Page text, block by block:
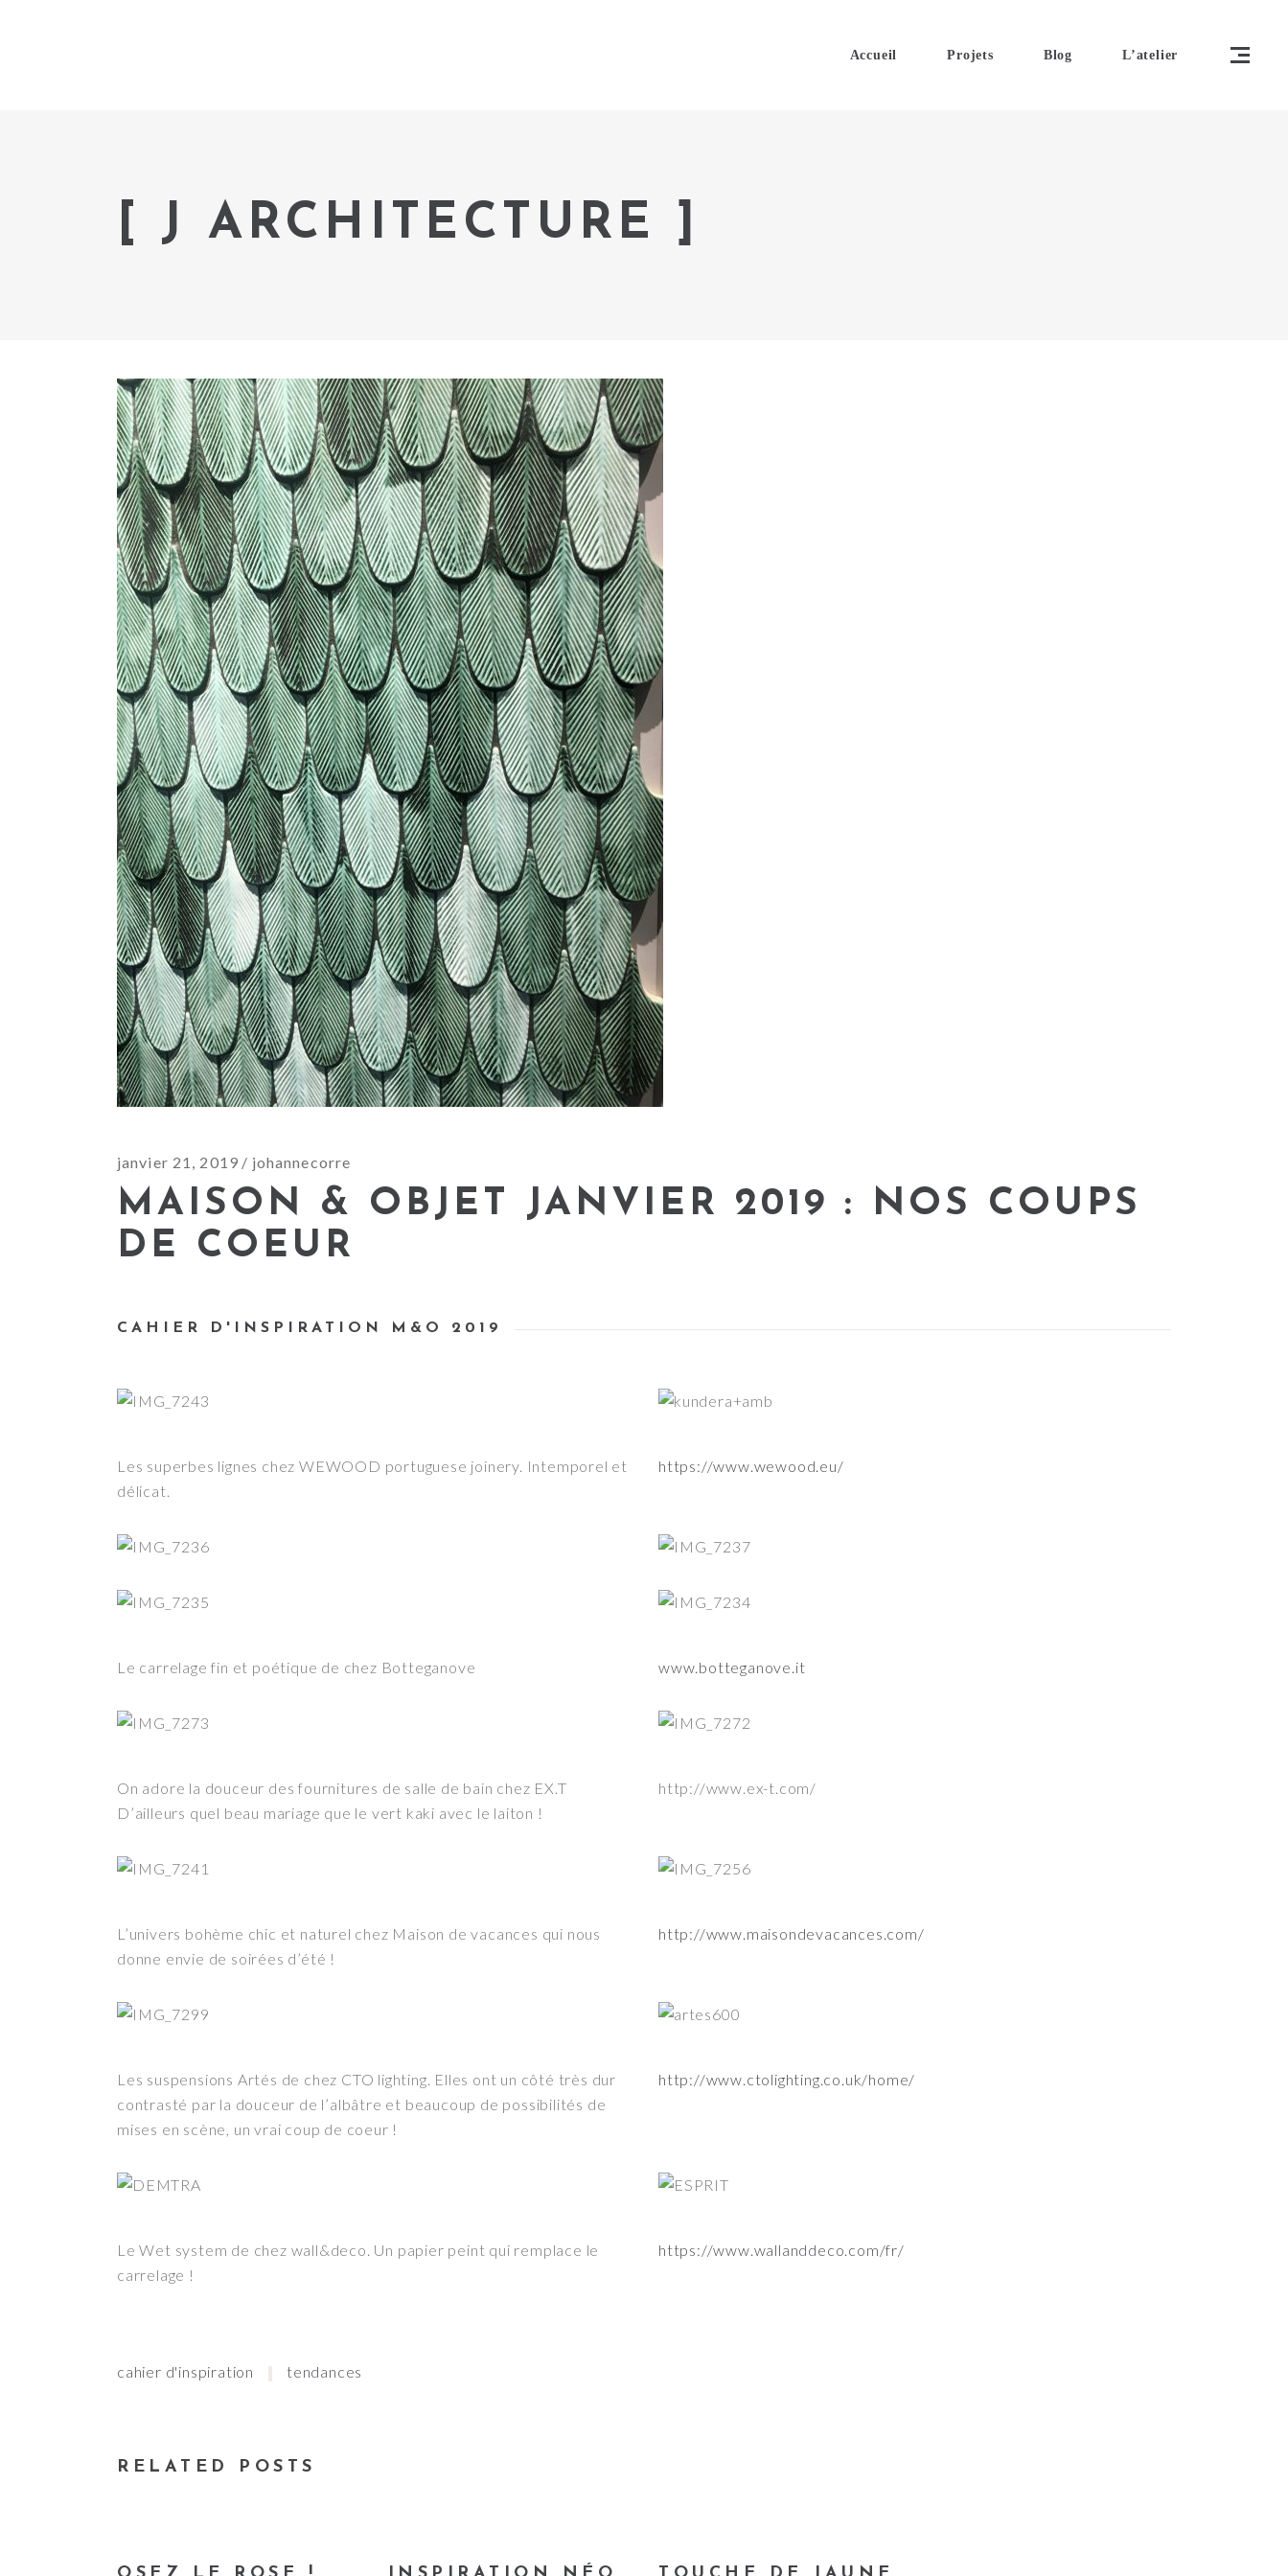
Accueil Projets Blog L’atelier
[ J ARCHITECTURE ]
janvier 21, 2019 johannecorre
MAISON & OBJET JANVIER 2019 : NOS COUPS
DE COEUR
CAHIER D'INSPIRATION M&O 2019
Les superbes lignes chez WEWOOD portuguese joinery. Intemporel et
délicat.
https://www.wewood.eu/
Le carrelage fin et poétique de chez Botteganove www.botteganove.it
On adore la douceur des fournitures de salle de bain chez EX.T
D’ailleurs quel beau mariage que le vert kaki avec le laiton !
http://www.ex-t.com/
L’univers bohème chic et naturel chez Maison de vacances qui nous
donne envie de soirées d’été !
http://www.maisondevacances.com/
Les suspensions Artés de chez CTO lighting. Elles ont un côté très dur
contrasté par la douceur de l’albâtre et beaucoup de possibilités de
mises en scène, un vrai coup de coeur !
http://www.ctolighting.co.uk/home/
Le Wet system de chez wall&deco. Un papier peint qui remplace le
carrelage !
https://www.wallanddeco.com/fr/
cahier d'inspiration tendances
RELATED POSTS